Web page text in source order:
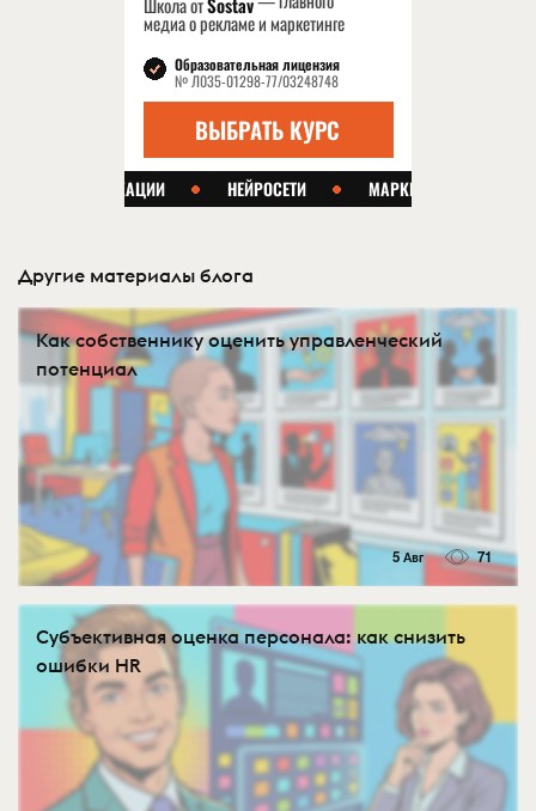
Другие материалы блога
Как собственнику оценить управленческий
потенциал
5 Авг 71
Субъективная оценка персонала: как снизить
ошибки HR